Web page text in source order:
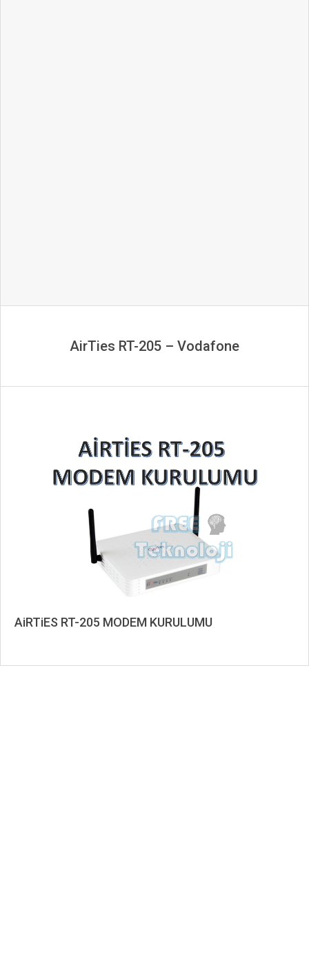
AirTies RT-205 – Vodafone
AiRTiES RT-205 MODEM KURULUMU